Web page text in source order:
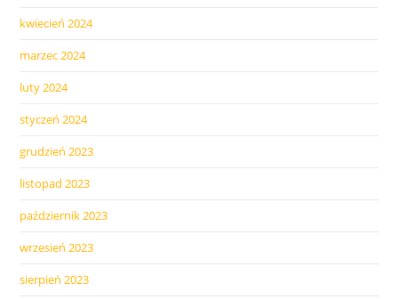
kwiecień 2024
marzec 2024
luty 2024
styczeń 2024
grudzień 2023
listopad 2023
październik 2023
wrzesień 2023
sierpień 2023